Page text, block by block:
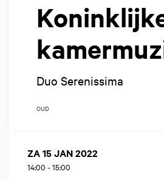
Duo Serenissima
OUD
ZA 15 JAN 2022
14:00 - 15:00